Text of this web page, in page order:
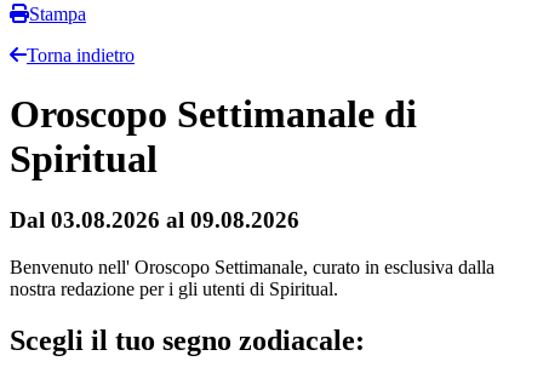
Stampa
Torna indietro
Oroscopo Settimanale di
Spiritual
Dal 03.08.2026 al 09.08.2026
Benvenuto nell' Oroscopo Settimanale, curato in esclusiva dalla
nostra redazione per i gli utenti di Spiritual.
Scegli il tuo segno zodiacale: